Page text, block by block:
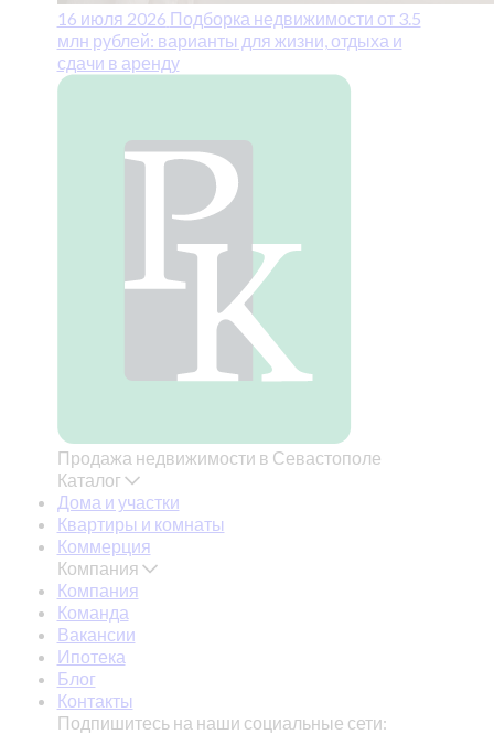
16 июля 2026 Подборка недвижимости от 3.5
млн рублей: варианты для жизни, отдыха и
сдачи в аренду
Продажа недвижимости в Севастополе
Каталог
Дома и участки
Квартиры и комнаты
Коммерция
Компания
Компания
Команда
Вакансии
Ипотека
Блог
Контакты
Подпишитесь на наши социальные сети: